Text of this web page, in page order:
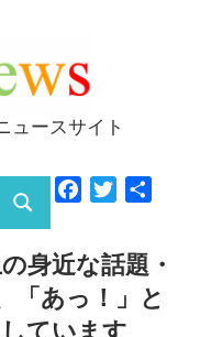
ュースサイト
検
索
FacebookTwitter
身近な話題・
「あっ！」と